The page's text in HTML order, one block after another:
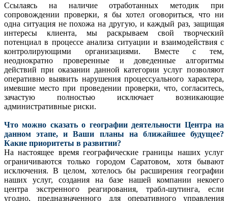
Ссылаясь на наличие отработанных методик при
сопровождении проверки, я бы хотел оговориться, что ни
одна ситуация не похожа на другую, и каждый раз, защищая
интересы клиента, мы раскрываем свой творческий
потенциал в процессе анализа ситуации и взаимодействия с
контролирующими организациями. Вместе с тем,
неоднократно проверенные и доведенные алгоритмы
действий при оказании данной категории услуг позволяют
оперативно выявить нарушения процессуального характера,
имевшие место при проведении проверки, что, согласитесь,
зачастую полностью исключает возникающие
административные риски.
Что можно сказать о географии деятельности Центра на
данном этапе, и Ваши планы на ближайшее будущее?
Какие приоритеты в развитии?
На настоящее время географические границы наших услуг
ограничиваются только городом Саратовом, хотя бывают
исключения. В целом, хотелось бы расширения географии
наших услуг, создания на базе нашей компании некоего
центра экстренного реагирования, трабл-шутинга, если
угодно, предназначенного для оперативного управления